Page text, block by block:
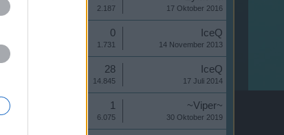
2.187 17 Oktober 2016
0
1.731
IceQ
14 November 2013
28
14.845
IceQ
17 Juli 2014
1
6.075
~Viper~
30 Oktober 2019